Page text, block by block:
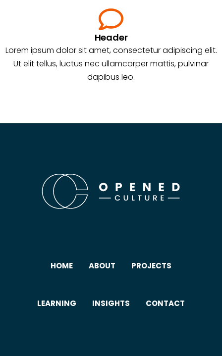
Header
Lorem ipsum dolor sit amet, consectetur adipiscing elit.
Ut elit tellus, luctus nec ullamcorper mattis, pulvinar
dapibus leo.
HOME ABOUT PROJECTS
LEARNING INSIGHTS CONTACT